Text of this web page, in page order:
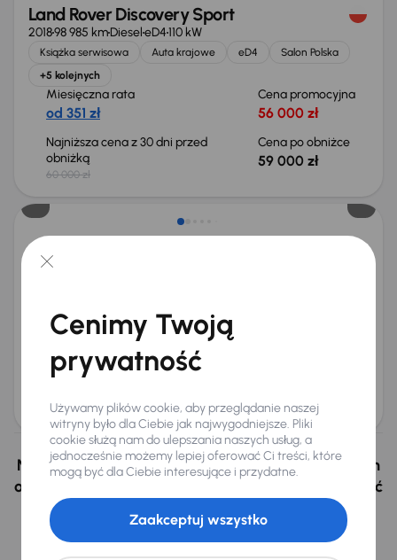
Land Rover Discovery Sport
201898 985 kmDieseleD4110 kW
Książka serwisowa Auta krajowe eD4
Salon Polska
+5 kolejnych
Miesięczna rata
od 351 zł
Cena promocyjna
56 000 zł
Najniższa cena z 30 dni przed
obniżką
60 000 zł
Cena po obniżce
59 000 zł
Taniej o 1 500 zł
Land Rover Discovery Sport
2017
+10 kolejnych
Miesięczna rata
Najniższa cena z 30 dni przed
60 000 zł
Nie wybrałeś auto z oferty? Nie szkodzi, w naszych
oddziałach w Czechach i na Słowacji możemy mieć
Znajdź podobny samochód
Cenimy Twoją
prywatność
Używamy plików cookie, aby przeglądanie naszej
witryny było dla Ciebie jak najwygodniejsze. Pliki
cookie służą nam do ulepszania naszych usług, a
jednocześnie możemy lepiej oferować Ci treści, które
mogą być dla Ciebie interesujące i przydatne.
Zaakceptuj wszystko